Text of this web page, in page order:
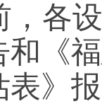
，各
和《
表》